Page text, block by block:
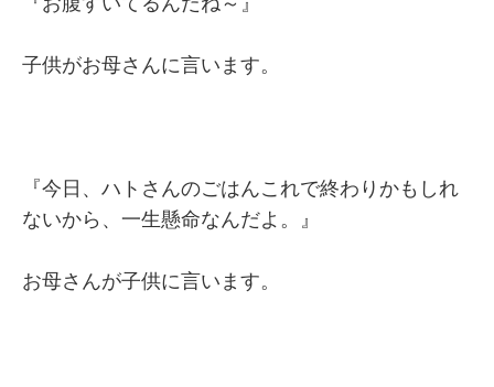
子供がお母さんに言います。
『今日、ハトさんのごはんこれで終わりかもしれ
ないから、一生懸命なんだよ。』
お母さんが子供に言います。